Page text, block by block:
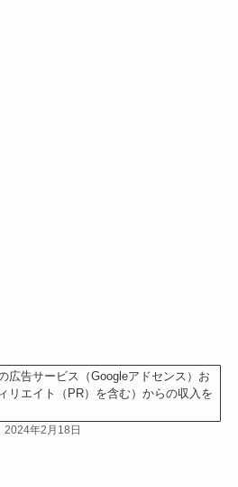
広告サービス（Googleアドセンス）お
リエイト（PR）を含む）からの収入を
2024年2月18日